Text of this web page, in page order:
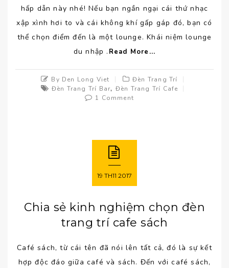
hấp dẫn này nhé! Nếu bạn ngần ngại cái thứ nhạc
xập xình hơi to và cái không khí gấp gáp đó, bạn có
thể chọn điểm đến là một lounge. Khái niệm lounge
du nhập . Read More...
By Den Long Viet
Đèn Trang Trí
Đèn Trang Trí Bar, Đèn Trang Trí Cafe
1 Comment
19 TH11 2017
Chia sẻ kinh nghiệm chọn đèn
trang trí cafe sách
Café sách, từ cái tên đã nói lên tất cả, đó là sự kết
hợp độc đáo giữa café và sách. Đến với café sách,